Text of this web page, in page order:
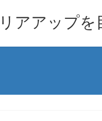
アアップを